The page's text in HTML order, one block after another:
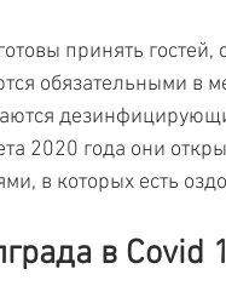
принять
обязательными в
2020 года они
в которых есть
в Covid